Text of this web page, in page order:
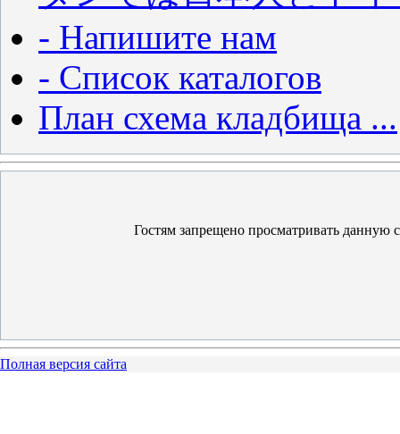
- Напишите нам
- Список каталогов
План схема кладбища ...
Гостям запрещено просматривать данную
Полная версия сайта